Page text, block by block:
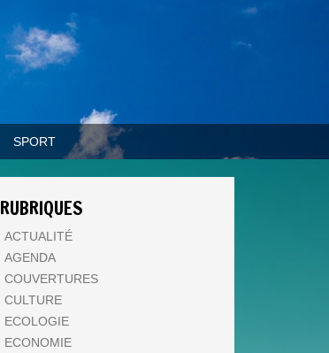
SPORT
RUBRIQUES
ACTUALITÉ
AGENDA
COUVERTURES
CULTURE
ECOLOGIE
ECONOMIE